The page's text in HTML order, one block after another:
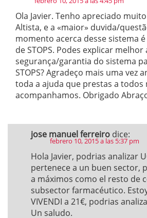
Ola Javier. Tenho apreciado
Altista, e a «maior» duvida/
momento acerca desse sistema
de STOPS. Podes explicar melhor
segurança/garantia do sistema
STOPS? Agradeço mais uma vez
toda a ajuda que prestas a todos
acompanhamos. Obrigado
jose manuel ferreiro dice:
febrero 10, 2015 a las 5:37 pm
Hola Javier, podrias analizar
pertenece a un buen sector,
a máximos como el resto de
subsector farmacéutico.
VIVENDI a 21€, podrias
Un saludo.